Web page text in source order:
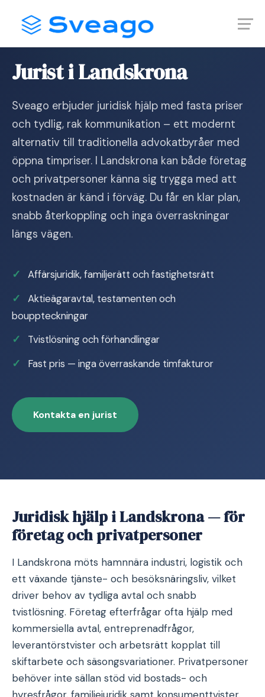
content
Jurist i Landskrona
Sveago erbjuder juridisk hjälp med fasta priser
och tydlig, rak kommunikation – ett modernt
alternativ till traditionella advokatbyråer med
öppna timpriser. I Landskrona kan både företag
och privatpersoner känna sig trygga med att
kostnaden är känd i förväg. Du får en klar plan,
snabb återkoppling och inga överraskningar
längs vägen.
Affärsjuridik, familjerätt och fastighetsrätt
Aktieägaravtal, testamenten och
bouppteckningar
Tvistlösning och förhandlingar
Fast pris — inga överraskande timfakturor
Kontakta en jurist
Juridisk hjälp i Landskrona — för
företag och privatpersoner
I Landskrona möts hamnnära industri, logistik och
ett växande tjänste- och besöksnäringsliv, vilket
driver behov av tydliga avtal och snabb
tvistlösning. Företag efterfrågar ofta hjälp med
kommersiella avtal, entreprenadfrågor,
leverantörstvister och arbetsrätt kopplat till
skiftarbete och säsongsvariationer. Privatpersoner
behöver inte sällan stöd vid bostads- och